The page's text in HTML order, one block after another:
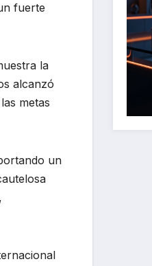
fuerte
la
alcanzó
metas
un